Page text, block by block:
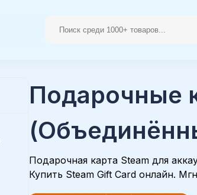
Подарочные
Подарочная карта Steam для
Купить Steam Gift Card онлайн.